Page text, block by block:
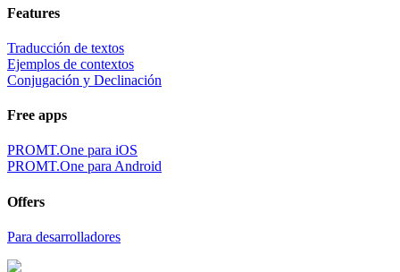
Features
Traducción de textos
Ejemplos de contextos
Conjugación y Declinación
Free apps
PROMT.One para iOS
PROMT.One para Android
Offers
Para desarrolladores